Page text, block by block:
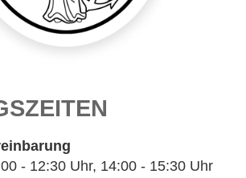
12:30 Uhr, 14:00 - 15:30 Uhr